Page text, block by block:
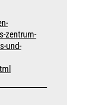
zentrum-
und-